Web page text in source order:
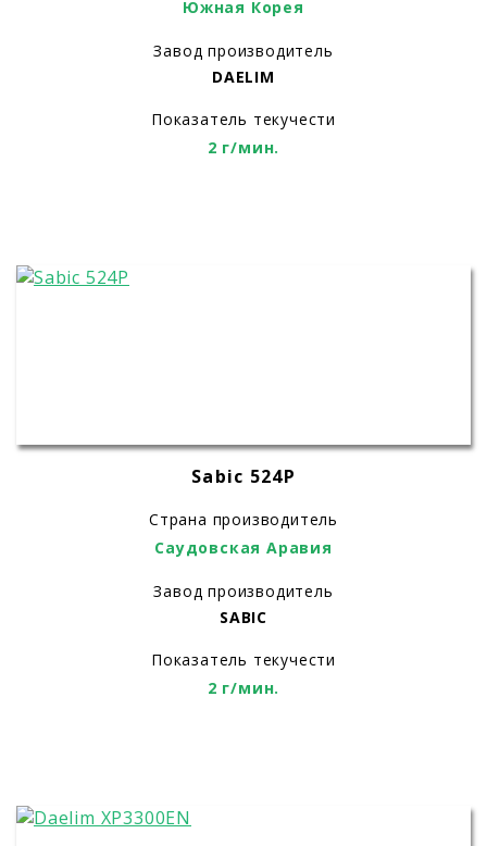
Южная Корея
Завод производитель
DAELIM
Показатель текучести
2 г/мин.
Sabic 524P
Страна производитель
Саудовская Аравия
Завод производитель
SABIC
Показатель текучести
2 г/мин.